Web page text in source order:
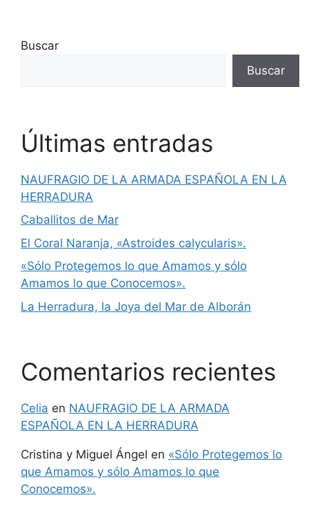
Buscar
Buscar
Últimas entradas
NAUFRAGIO DE LA ARMADA ESPAÑOLA EN LA
HERRADURA
Caballitos de Mar
El Coral Naranja, «Astroides calycularis».
«Sólo Protegemos lo que Amamos y sólo
Amamos lo que Conocemos».
La Herradura, la Joya del Mar de Alborán
Comentarios recientes
Celia en NAUFRAGIO DE LA ARMADA
ESPAÑOLA EN LA HERRADURA
Cristina y Miguel Ángel en «Sólo Protegemos lo
que Amamos y sólo Amamos lo que
Conocemos».